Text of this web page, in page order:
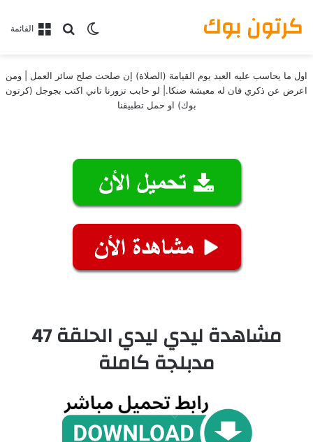
القائمةبحث عن
الوضع المظلم كرتون بوك
اول ما يحاسب عليه العبد يوم القيامة (الصلاة) إن صلحت صلح سائر العمل | ومن
اعرض عن ذكري فان له معيشة ضنكا.| لو حابب تزورنا تاني اكتب بجوجل (كرتون
بوك) او حمل تطبيقنا
مشاهدة ليدي ليدي الحلقة 47
مدبلجة كاملة